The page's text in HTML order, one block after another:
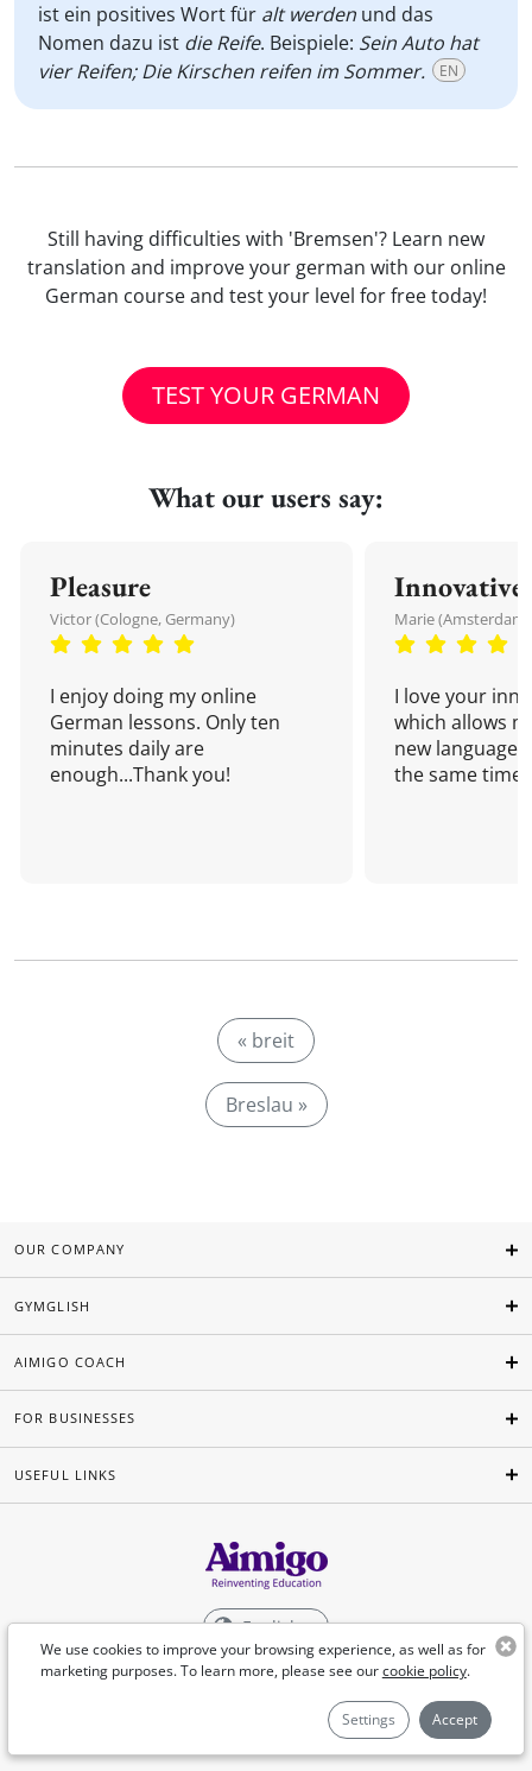
ist ein positives Wort für alt werden und das
Nomen dazu ist die Reife. Beispiele: Sein Auto hat
vier Reifen; Die Kirschen reifen im Sommer.
EN
Still having difficulties with 'Bremsen'? Learn new
translation and improve your german with our online
German course and test your level for free today!
TEST YOUR GERMAN
What our users say:
Pleasure
Victor (Cologne, Germany)
I enjoy doing my online
German lessons. Only ten
minutes daily are
enough...Thank you!
Innovative
Marie
I love your
which allows
new language
the same time!
« breit
Breslau »
We use cookies to improve your browsing experience, as well as for
marketing purposes. To learn more, please see ourcookie policy.
Settings Accept
OUR COMPANY
GYMGLISH
AIMIGO COACH
FOR BUSINESSES
USEFUL LINKS
English
©Aimigo 2026